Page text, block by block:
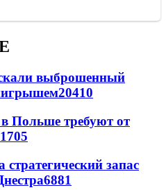
выброшенный
20410
Польше требуют от
запас
6881